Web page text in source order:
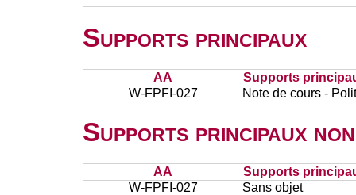
Supports principaux
AA
Supports
W-FPFI-027
Note de cours -
Supports principaux
AA
Supports
W-FPFI-027
Sans objet